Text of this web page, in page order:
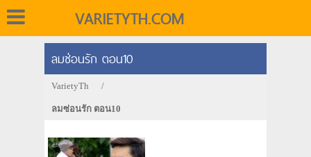
VARIETYTH.COM
ลมซ่อนรัก ตอน10
VarietyTh /
ลมซ่อนรัก ตอน10